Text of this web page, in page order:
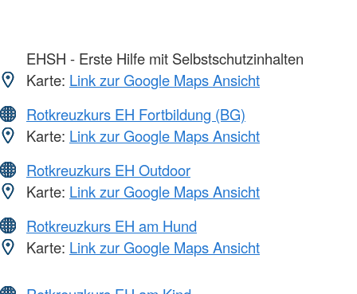
EHSH - Erste Hilfe mit Selbstschutzinhalten
Karte: Link zur Google Maps Ansicht
Rotkreuzkurs EH Fortbildung (BG)
Karte: Link zur Google Maps Ansicht
Rotkreuzkurs EH Outdoor
Karte: Link zur Google Maps Ansicht
Rotkreuzkurs EH am Hund
Karte: Link zur Google Maps Ansicht